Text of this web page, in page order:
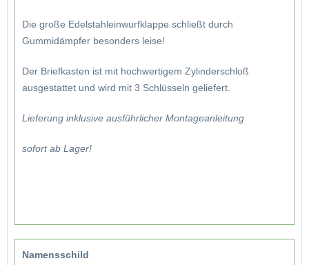
Die große Edelstahleinwurfklappe schließt durch
Gummidämpfer besonders leise!
Der Briefkasten ist mit hochwertigem Zylinderschloß
ausgestattet und wird mit 3 Schlüsseln geliefert.
Lieferung inklusive ausführlicher Montageanleitung
sofort ab Lager!
Namensschild